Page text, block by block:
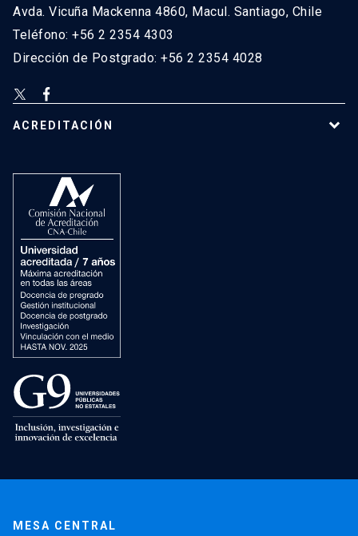
Avda. Vicuña Mackenna 4860, Macul. Santiago, Chile
Teléfono: +56 2 2354 4303
Dirección de Postgrado: +56 2 2354 4028
ACREDITACIÓN
MESA CENTRAL